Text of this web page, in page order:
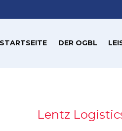
STARTSEITE DER OGBL
Lentz